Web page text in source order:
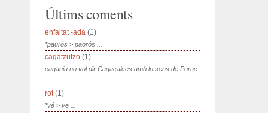
Últims coments
enfaltat -ada (1)
*paurós > paorós ...
cagatzutzo (1)
caganiu no vol dir Cagacalces amb lo sens de Poruc.
rot(1)
*vé > ve ...